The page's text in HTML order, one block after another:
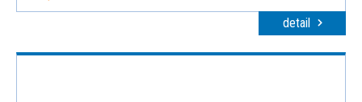
detail